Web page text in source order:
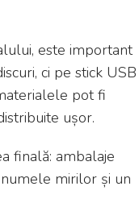
este important
ci pe stick USB
pot fi
ușor.
finală: ambalaje
mirilor și un